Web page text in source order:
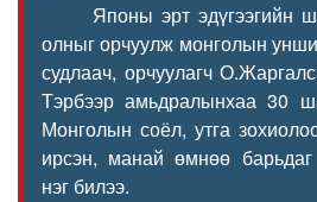
Японы эрт эдүгээгийн
олныг орчуулж монголын
судлаач, орчуулагч
Тэрбээр амьдралынхаа 30
Монголын соёл, утга
ирсэн, манай өмнөө барьдаг
нэг билээ.